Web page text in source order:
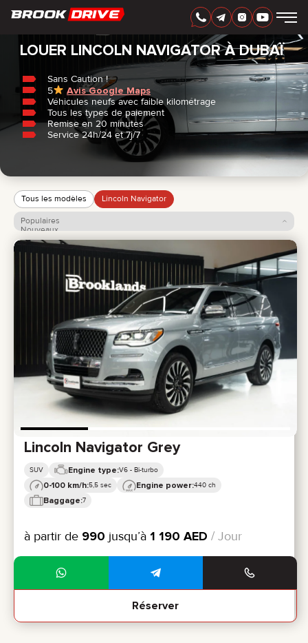
FRANÇAIS AED
MARQUES
PÉRIODE DE LOCATION
MEILLEURES OFFRES
FAQ
CERTIFICATES
PARTENARIAT
LOUEZ-POSSÉDEZ
info@brook-drive.rent
+ 971 52 193 88 88
+ 7 925 283 88 88
Accueil/Lincoln/Navigator
LOUER LINCOLN NAVIGATOR À DUBAÏ
Sans Caution !
5
Avis Google Maps
Véhicules neufs avec faible kilométrage
Tous les types de paiement
Remise en 20 minutes
Service 24h/24 et 7j/7
Tous les modèles Lincoln Navigator
Populaires
Nouveaux
Prix: croissant
Prix: décroissant
Lincoln Navigator Grey
SUV Engine type:V6 - Bi-turbo
0-100 km/h:5,5 sec Engine power:440 ch
Baggage:7
à partir de 990 jusqu’à 1 190 AED / Jour
Réserver